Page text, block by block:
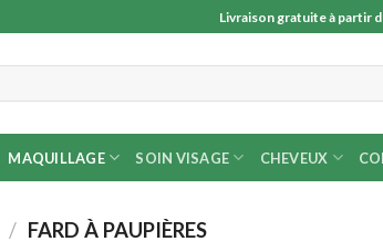
Livraison gratuite à partir
MAQUILLAGE SOIN VISAGE CHEVEUX
/ FARD À PAUPIÈRES